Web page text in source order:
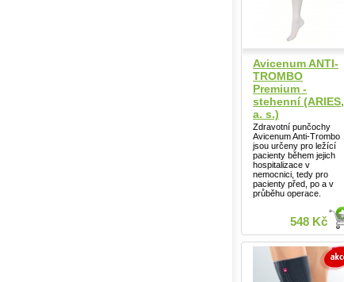
Avicenum ANTI-
TROMBO
Premium -
stehenní (ARIES,
a. s.)
Zdravotní punčochy
Avicenum Anti-Trombo
jsou určeny pro ležící
pacienty během jejich
hospitalizace v
nemocnici, tedy pro
pacienty před, po a v
průběhu operace.
548 Kč